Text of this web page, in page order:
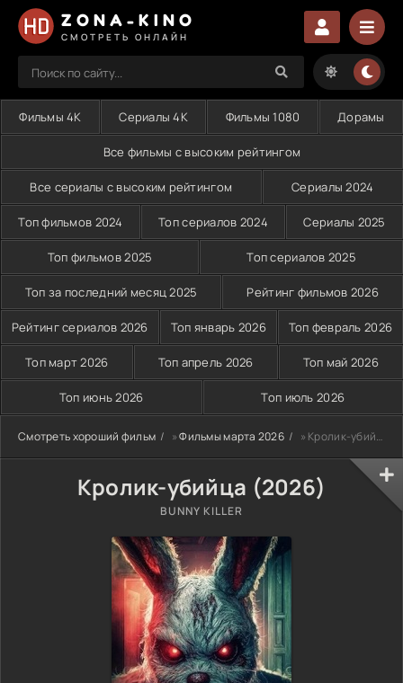
ZONA-KINO
СМОТРЕТЬ ОНЛАЙН
Фильмы 4K Сериалы 4K Фильмы 1080 Дорамы
Все фильмы с высоким рейтингом
Все сериалы с высоким рейтингом Сериалы 2024
Топ фильмов 2024 Топ сериалов 2024 Сериалы 2025
Топ фильмов 2025 Топ сериалов 2025
Топ за последний месяц 2025 Рейтинг фильмов 2026
Рейтинг сериалов 2026 Топ январь 2026 Топ февраль 2026
Топ март 2026 Топ апрель 2026 Топ май 2026
Топ июнь 2026 Топ июль 2026
Смотреть хороший фильм »Фильмы марта 2026 » Кролик-убийца (2026)
Кролик-убийца (2026)
BUNNY KILLER